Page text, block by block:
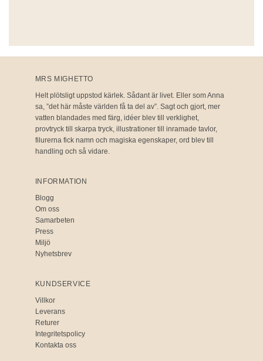
MRS MIGHETTO
Helt plötsligt uppstod kärlek. Sådant är livet. Eller som Anna
sa, ”det här måste världen få ta del av”. Sagt och gjort, mer
vatten blandades med färg, idéer blev till verklighet,
provtryck till skarpa tryck, illustrationer till inramade tavlor,
filurerna fick namn och magiska egenskaper, ord blev till
handling och så vidare.
INFORMATION
Blogg
Om oss
Samarbeten
Press
Miljö
Nyhetsbrev
KUNDSERVICE
Villkor
Leverans
Returer
Integritetspolicy
Kontakta oss